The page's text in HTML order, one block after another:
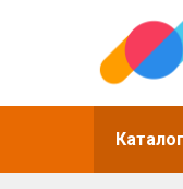
Каталог